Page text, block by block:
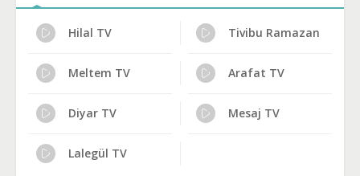
Hilal TV Tivibu Ramazan
Meltem TV Arafat TV
Diyar TV Mesaj TV
Lalegül TV